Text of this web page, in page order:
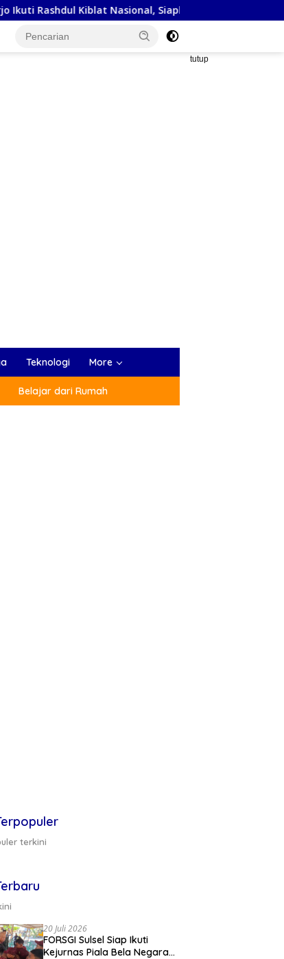
Siapkan Penyesuaian Arah Kiblat
tutup
Teknologi More
Belajar dari Rumah
terkini
20 Juli 2026
FORSGI Sulsel Siap Ikuti
Kejurnas Piala Bela Negara